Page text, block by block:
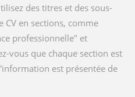
des titres et des sous-
en sections, comme
professionnelle" et
vous que chaque section est
est présentée de